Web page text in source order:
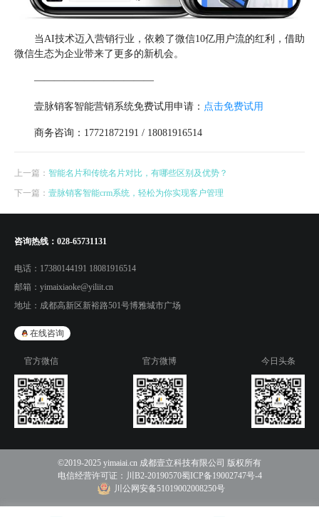
当AI技术迈入营销行业，依赖了微信10亿用户流的红利，借助
微信生态为企业带来了更多的新机会。
————————————
壹脉销客智能营销系统免费试用申请： 点击免费试用
商务咨询：17721872191 / 18081916514
上一篇： 智能名片和传统名片对比，有哪些区别及优势？
下一篇： 壹脉销客智能crm系统，轻松为你实现客户管理
咨询热线： 028-65731131
电话： 17380144191 18081916514
邮箱： yimaixiaoke@yiliit.cn
地址： 成都高新区新裕路501号博雅城市广场
在线咨询
官方微信 官方微博 今日头条
©2019-2025 yimaiai.cn 成都壹立科技有限公司 版权所有
电信经营许可证： 川B2-20190570蜀ICP备19002747号-4
川公网安备51019002008250号